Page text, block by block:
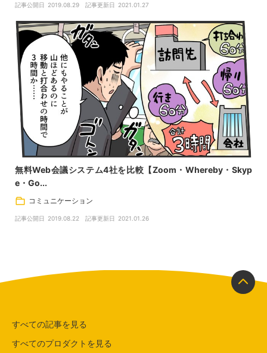
記事公開日 2019.08.29 記事更新日 2021.01.27
無料Web会議システム4社を比較【Zoom・Whereby・Skyp
e・Go...
コミュニケーション
記事公開日 2019.08.22 記事更新日 2021.01.26
すべての記事を見る
すべてのプロダクトを見る